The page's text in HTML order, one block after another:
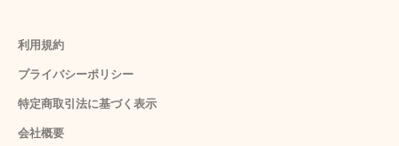
利用規約
プライバシーポリシー
特定商取引法に基づく表示
会社概要